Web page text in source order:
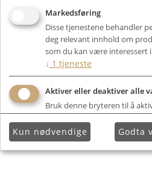
Markedsføring
Disse tjenestene behandler
deg relevant innhold om
som du kan være interessert
↓ 1 tjeneste
Aktiver eller deaktiver alle
Bruk denne bryteren til å
Kun nødvendige Godta